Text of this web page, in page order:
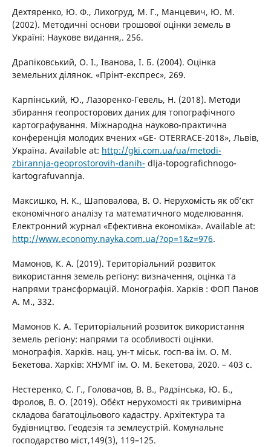
Дехтяренко, Ю. Ф., Лихогруд, М. Г., Манцевич, Ю. М.
(2002). Методичні основи грошової оцінки земель в
Україні: Наукове видання,. 256.
Драпіковський, О. І., Іванова, І. Б. (2004). Оцінка
земельних ділянок. «Прінт-експрес», 269.
Карпінський, Ю., Лазоренко-Гевель, Н. (2018). Методи
збирання геопросторових даних для топографічного
картографування. Міжнародна науково-практична
конференція молодих вчених «GE- OTERRACE-2018», Львів,
Україна. Available at: http://gki.com.ua/ua/metodi-
zbirannja-geoprostorovih-danih- dlja-topografichnogo-
kartografuvannja.
Максишко, Н. К., Шаповалова, В. О. Нерухомість як об’єкт
економічного аналізу та математичного моделювання.
Електронний журнал «Ефективна економіка». Available at:
http://www.economy.nayka.com.ua/?op=1&z=976.
Мамонов, К. А. (2019). Територіальний розвиток
використання земель регіону: визначення, оцінка та
напрями трансформацій. Монографія. Харків : ФОП Панов
А. М., 332.
Мамонов К. А. Територіальний розвиток використання
земель регіону: напрями та особливості оцінки.
монографія. Харків. нац. ун-т міськ. госп-ва ім. О. М.
Бекетова. Харків: ХНУМГ ім. О. М. Бекетова, 2020. – 403 с.
Нестеренко, С. Г., Головачов, В. В., Радзінська, Ю. Б.,
Фролов, В. О. (2019). Об`єкт нерухомості як тривимірна
складова багатоцільового кадастру. Архітектура та
будівництво. Геодезія та землеустрій. Комунальне
господарство міст,149(3), 119–125.